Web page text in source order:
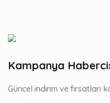
Kampanya
Güncel indirim ve fırsatları